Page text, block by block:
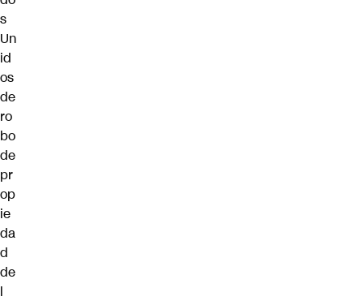
s
Un
id
os
de
ro
bo
de
pr
op
ie
da
d
de
l